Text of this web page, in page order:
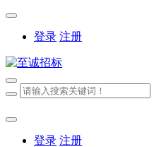
登录 注册
登录 注册